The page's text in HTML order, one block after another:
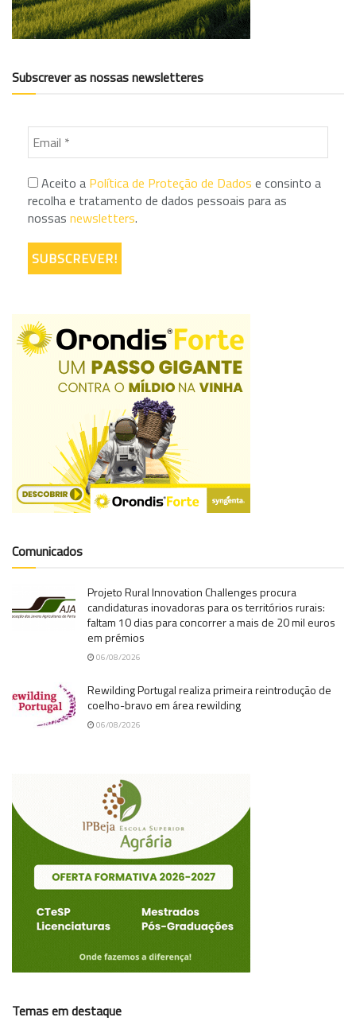
Subscrever as nossas newsletteres
Aceito a Política de Proteção de Dados e consinto a
recolha e tratamento de dados pessoais para as
nossas newsletters.
Comunicados
Projeto Rural Innovation Challenges procura
candidaturas inovadoras para os territórios rurais:
faltam 10 dias para concorrer a mais de 20 mil euros
em prémios
06/08/2026
Rewilding Portugal realiza primeira reintrodução de
coelho-bravo em área rewilding
06/08/2026
Temas em destaque